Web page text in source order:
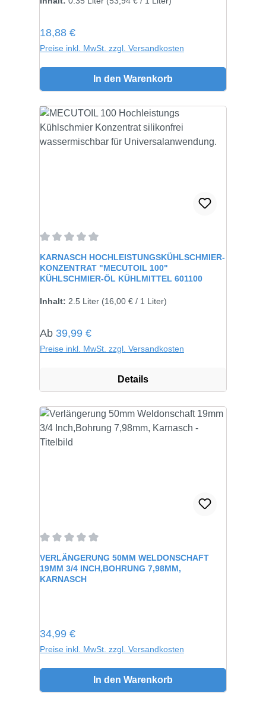
Regulärer Preis:
18,88 €
Preise inkl. MwSt. zzgl. Versandkosten
In den Warenkorb
Durchschnittliche Bewertung von 0 von 5 Sternen
KARNASCH HOCHLEISTUNGSKÜHLSCHMIER-
KONZENTRAT "MECUTOIL 100"
KÜHLSCHMIER-ÖL KÜHLMITTEL 601100
Inhalt: 2.5 Liter (16,00 € / 1 Liter)
Regulärer Preis:
Ab 39,99 €
Preise inkl. MwSt. zzgl. Versandkosten
Details
Durchschnittliche Bewertung von 0 von 5 Sternen
VERLÄNGERUNG 50MM WELDONSCHAFT
19MM 3/4 INCH,BOHRUNG 7,98MM,
KARNASCH
Regulärer Preis:
34,99 €
Preise inkl. MwSt. zzgl. Versandkosten
In den Warenkorb